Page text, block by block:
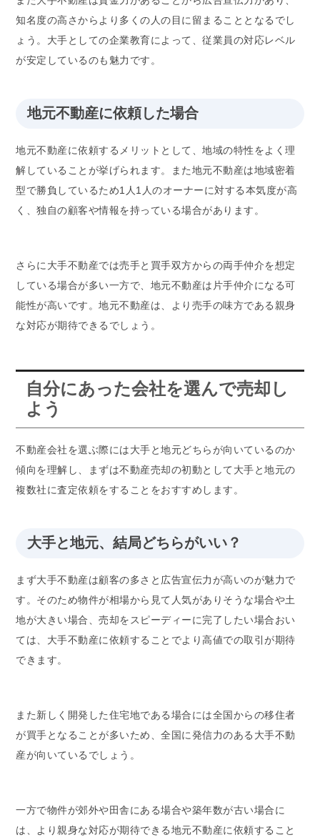
知名度の高さからより多くの人の目に留まることとなるでし
ょう。大手としての企業教育によって、従業員の対応レベル
が安定しているのも魅力です。
地元不動産に依頼した場合
地元不動産に依頼するメリットとして、地域の特性をよく理
解していることが挙げられます。また地元不動産は地域密着
型で勝負しているため1人1人のオーナーに対する本気度が高
く、独自の顧客や情報を持っている場合があります。
さらに大手不動産では売手と買手双方からの両手仲介を想定
している場合が多い一方で、地元不動産は片手仲介になる可
能性が高いです。地元不動産は、より売手の味方である親身
な対応が期待できるでしょう。
自分にあった会社を選んで売却し
よう
不動産会社を選ぶ際には大手と地元どちらが向いているのか
傾向を理解し、まずは不動産売却の初動として大手と地元の
複数社に査定依頼をすることをおすすめします。
大手と地元、結局どちらがいい？
まず大手不動産は顧客の多さと広告宣伝力が高いのが魅力で
す。そのため物件が相場から見て人気がありそうな場合や土
地が大きい場合、売却をスピーディーに完了したい場合おい
ては、大手不動産に依頼することでより高値での取引が期待
できます。
また新しく開発した住宅地である場合には全国からの移住者
が買手となることが多いため、全国に発信力のある大手不動
産が向いているでしょう。
一方で物件が郊外や田舎にある場合や築年数が古い場合に
は、より親身な対応が期待できる地元不動産に依頼すること